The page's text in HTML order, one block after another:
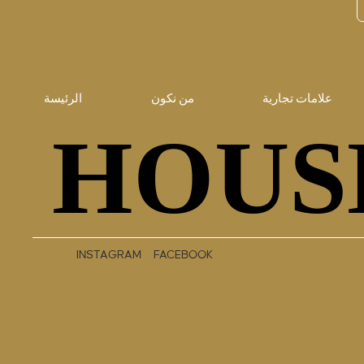
الرئيسة من نكون علامات تجارية
INSTAGRAM FACEBOOK